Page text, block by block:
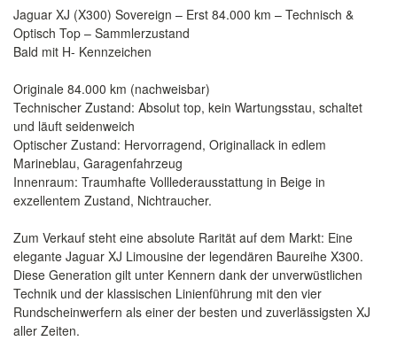
Jaguar XJ (X300) Sovereign – Erst 84.000 km – Technisch &
Optisch Top – Sammlerzustand
Bald mit H- Kennzeichen
Originale 84.000 km (nachweisbar)
Technischer Zustand: Absolut top, kein Wartungsstau, schaltet
und läuft seidenweich
Optischer Zustand: Hervorragend, Originallack in edlem
Marineblau, Garagenfahrzeug
Innenraum: Traumhafte Volllederausstattung in Beige in
exzellentem Zustand, Nichtraucher.
Zum Verkauf steht eine absolute Rarität auf dem Markt: Eine
elegante Jaguar XJ Limousine der legendären Baureihe X300.
Diese Generation gilt unter Kennern dank der unverwüstlichen
Technik und der klassischen Linienführung mit den vier
Rundscheinwerfern als einer der besten und zuverlässigsten XJ
aller Zeiten.